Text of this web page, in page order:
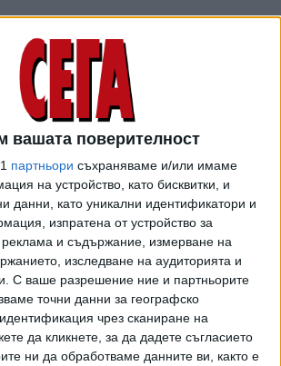
вашата поверителност
партньори съхраняваме и/или имаме
на устройство, като бисквитки, и
данни, като уникални идентификатори и
изпратена от устройство за
и съдържание, измерване на
изследване на аудиторията и
С ваше разрешение ние и партньорите
точни данни за географско
чрез сканиране на
да кликнете, за да дадете съгласието
ни да обработваме данните ви, както е
На цвят малкото е пясъчно
му е африкански. Майка му се грижи
още от момента на раждането”,
на зоопарка Кръстьо Дъбов.
е наричан още и гривест козел. Той
планински масиви на Северна
възрастта козината им потъмнява.
козирог могат да достигнат до 50
ни и в